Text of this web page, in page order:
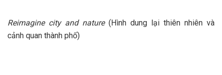
Reimagine city and nature(Hình dung lại thiên nhiên và
cảnh quan thành phố)